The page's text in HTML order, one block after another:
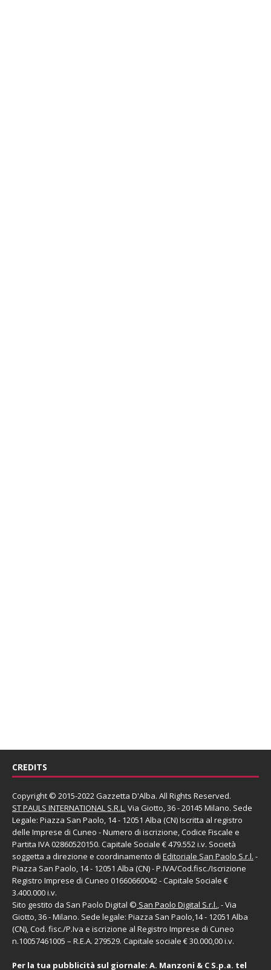
CREDITS
Copyright © 2015-2022 Gazzetta D'Alba. All Rights Reserved.
ST PAULS INTERNATIONAL S.R.L. Via Giotto, 36 - 20145 Milano. Sede
Legale: Piazza San Paolo, 14 - 12051 Alba (CN) Iscritta al registro
delle Imprese di Cuneo - Numero di iscrizione, Codice Fiscale e
Partita IVA 02860520150. Capitale Sociale € 479.552 i.v. Società
soggetta a direzione e coordinamento di Editoriale San Paolo S.r.l. -
Piazza San Paolo, 14 - 12051 Alba (CN) - P.IVA/Cod.fisc./Iscrizione
Registro Imprese di Cuneo 01660660042 - Capitale Sociale €
3.400.000 i.v.
Sito gestito da San Paolo Digital © San Paolo Digital S.r.l., - Via
Giotto, 36 - Milano. Sede legale: Piazza San Paolo,14 - 12051 Alba
(CN), Cod. fisc./P.Iva e iscrizione al Registro Imprese di Cuneo
n.10057461005 – R.E.A. 279529. Capitale sociale € 30.000,00 i.v.
Per la tua pubblicità sul giornale: A. Manzoni & C S.p.a. tel